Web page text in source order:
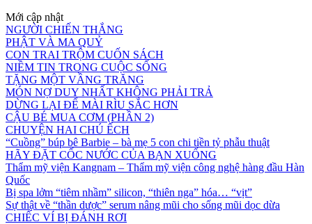
Mới cập nhật
NGƯỜI CHIẾN THẮNG
PHẬT VÀ MA QUỶ
CON TRAI TRỘM CUỐN SÁCH
NIỀM TIN TRONG CUỘC SỐNG
TẶNG MỘT VẦNG TRĂNG
MÓN NỢ DUY NHẤT KHÔNG PHẢI TRẢ
DỪNG LẠI ĐỂ MÀI RÌU SẮC HƠN
CẬU BÉ MUA CƠM (PHẦN 2)
CHUYỆN HAI CHÚ ẾCH
“Cuồng” búp bê Barbie – bà mẹ 5 con chi tiền tỷ phẫu thuật
HÃY ĐẶT CỐC NƯỚC CỦA BẠN XUỐNG
Thẩm mỹ viện Kangnam – Thẩm mỹ viện công nghệ hàng đầu Hàn
Quốc
Bị spa lởm “tiêm nhầm” silicon, “thiên nga” hóa… “vịt”
Sự thật về “thần dược” serum nâng mũi cho sống mũi dọc dừa
CHIẾC VÍ BỊ ĐÁNH RƠI